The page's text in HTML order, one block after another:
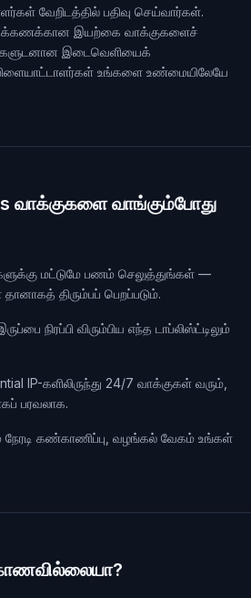
வேறிடத்தில் பதிவு செய்வார்கள்.
இயற்கை வாக்குகளைச்
இடைவெளியைக்
உங்களை உண்மையிலேயே
வாக்குகளை வாங்கும்போது
மட்டுமே பணம் செலுத்துங்கள் —
திரும்பப் பெறப்படும்.
நிரப்பி விரும்பிய எந்த டாப்லிஸ்ட்டிலும்
IP-களிலிருந்து 24/7 வாக்குகள் வரும்,
பரவலாக.
கண்காணிப்பு, வழங்கல் வேகம் உங்கள்